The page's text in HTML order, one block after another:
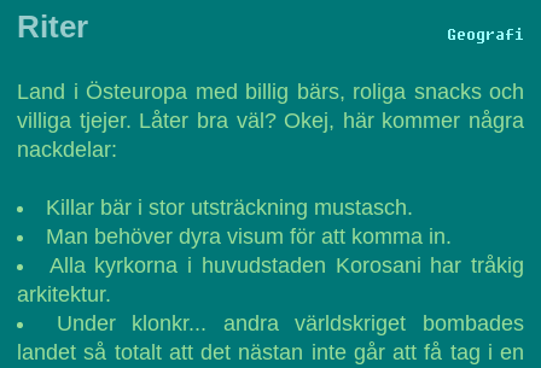
Geografi
Riter
Land i Östeuropa med billig bärs, roliga snacks och
villiga tjejer. Låter bra väl? Okej, här kommer några
nackdelar:
Killar bär i stor utsträckning mustasch.
Man behöver dyra visum för att komma in.
Alla kyrkorna i huvudstaden Korosani har tråkig
arkitektur.
Under klonkr... andra världskriget bombades
landet så totalt att det nästan inte går att få tag i en